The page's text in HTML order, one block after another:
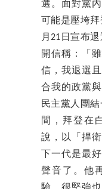
選。面對黨
可能是壓垮
月21日宣布
開信稱：「
信，我退選
合我的政黨
民主黨人團
間，拜登在
說，以「捍
下一代是最
聲音了。他